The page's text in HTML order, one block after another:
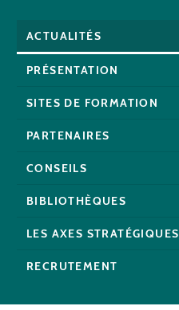
ACTUALITÉS
PRÉSENTATION
SITES DE FORMATION
PARTENAIRES
CONSEILS
BIBLIOTHÈQUES
LES AXES STRATÉGIQUES
RECRUTEMENT